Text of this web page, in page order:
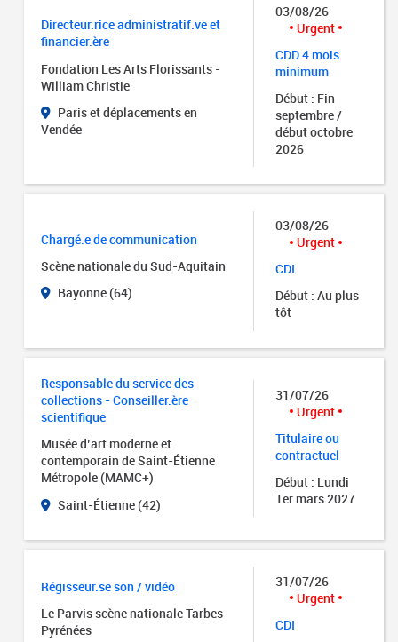
Directeur.rice administratif.ve et
financier.ère
Fondation Les Arts Florissants -
William Christie
Paris et déplacements en
Vendée
03/08/26
Urgent
CDD 4 mois
minimum
Début : Fin
septembre /
début octobre
2026
Chargé.e de communication
Scène nationale du Sud-Aquitain
Bayonne (64)
03/08/26
Urgent
CDI
Début : Au plus
tôt
Responsable du service des
collections - Conseiller.ère
scientifique
Musée d’art moderne et
contemporain de Saint-Étienne
Métropole (MAMC+)
Saint-Étienne (42)
31/07/26
Urgent
Titulaire ou
contractuel
Début : Lundi
1er mars 2027
Régisseur.se son / vidéo
Le Parvis scène nationale Tarbes
Pyrénées
31/07/26
Urgent
CDI